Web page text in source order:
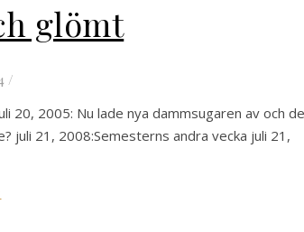
glömt
/
20, 2005: Nu lade nya dammsugaren av och
juli 21, 2008:Semesterns andra vecka juli 21,